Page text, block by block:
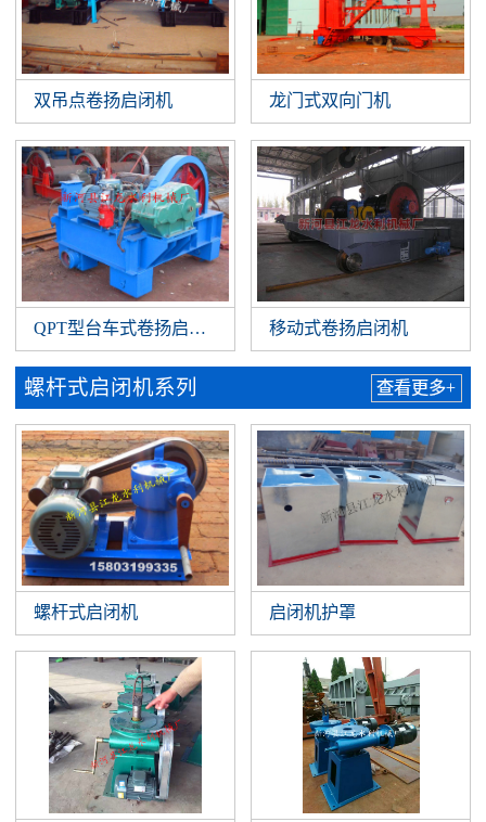
双吊点卷扬启闭机 龙门式双向门机
QPT型台车式卷扬启闭机 移动式卷扬启闭机
螺杆式启闭机系列 查看更多+
螺杆式启闭机 启闭机护罩